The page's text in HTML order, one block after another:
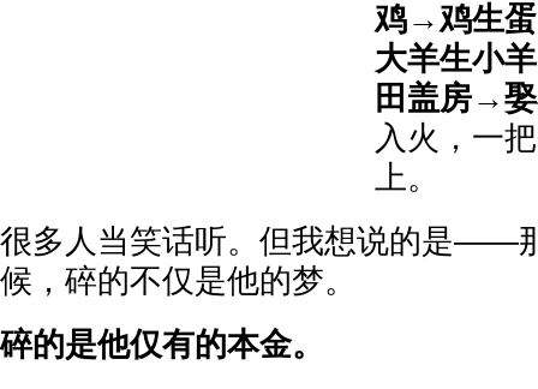
鸡→鸡生
大羊生小
田盖房→
入火，一
上。
很多人当笑话听。但我想说的是——
候，碎的不仅是他的梦。
碎的是他仅有的本金。